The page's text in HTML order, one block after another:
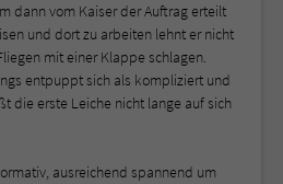
dann vom Kaiser der Auftrag erteilt
und dort zu arbeiten lehnt er nicht
mit einer Klappe schlagen.
entpuppt sich als kompliziert und
die erste Leiche nicht lange auf sich
ausreichend spannend um